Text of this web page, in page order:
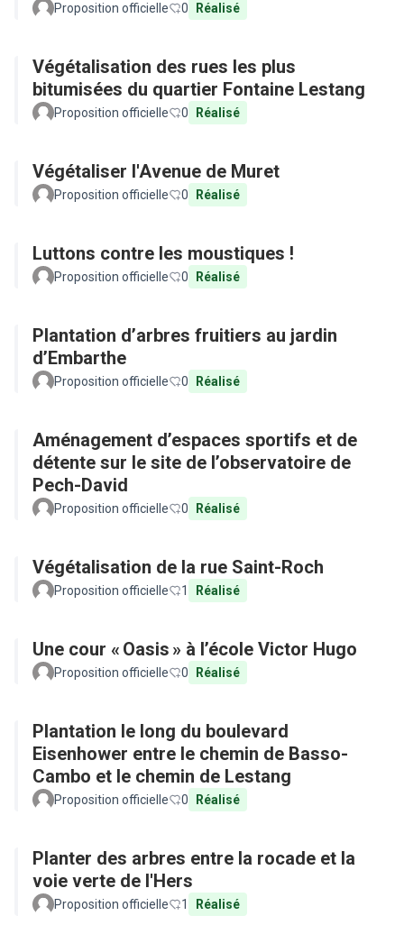
Proposition officielle 0 Réalisé
Végétalisation des rues les plus
bitumisées du quartier Fontaine Lestang
Proposition officielle 0 Réalisé
Végétaliser l'Avenue de Muret
Proposition officielle 0 Réalisé
Luttons contre les moustiques !
Proposition officielle 0 Réalisé
Plantation d’arbres fruitiers au jardin
d’Embarthe
Proposition officielle 0 Réalisé
Aménagement d’espaces sportifs et de
détente sur le site de l’observatoire de
Pech-David
Proposition officielle 0 Réalisé
Végétalisation de la rue Saint-Roch
Proposition officielle 1 Réalisé
Une cour « Oasis » à l’école Victor Hugo
Proposition officielle 0 Réalisé
Plantation le long du boulevard
Eisenhower entre le chemin de Basso-
Cambo et le chemin de Lestang
Proposition officielle 0 Réalisé
Planter des arbres entre la rocade et la
voie verte de l'Hers
Proposition officielle 1 Réalisé